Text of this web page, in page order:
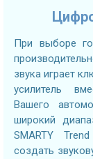
При выборе
звука играет
усилитель
Вашего
широкий
SMARTY
создать